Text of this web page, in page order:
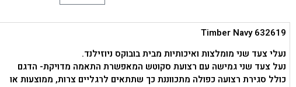
Timber Navy 632619
נעלי צעד שני מומלצות ואיכותיות מבית בובוקס ניוזילנד.
נעל צעד שני גמישה עם רצועת סקוטש המאפשרת התאמה מדויקת- הדגם
כולל סגירת רצועה כפולה מתכווננת כך שתתאים לרגליים צרות, ממוצעות או